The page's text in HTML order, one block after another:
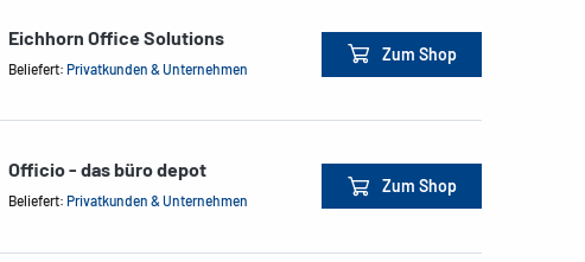
Eichhorn Office Solutions
Beliefert: Privatkunden & Unternehmen
Zum Shop
Officio - das büro depot
Beliefert: Privatkunden & Unternehmen
Zum Shop